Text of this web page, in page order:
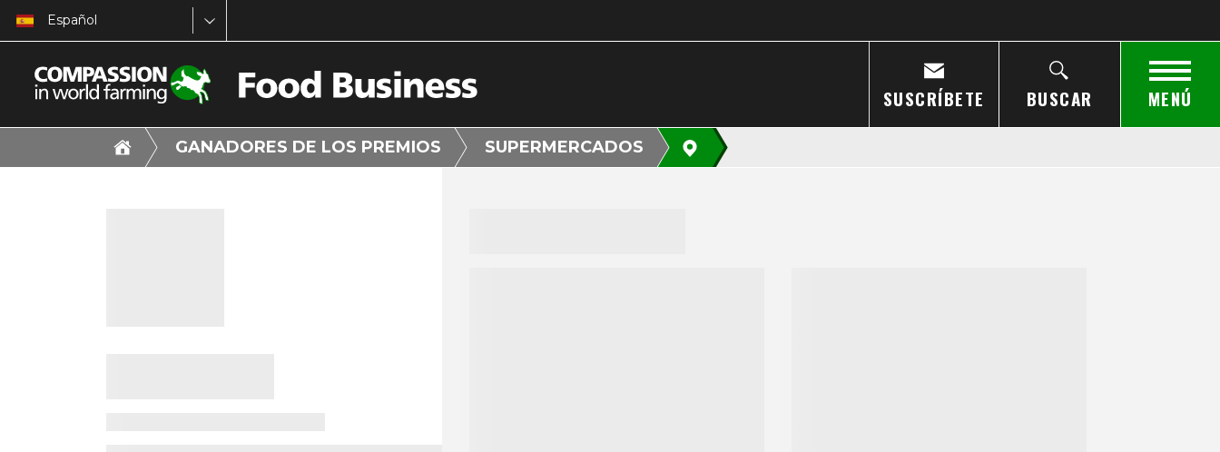
Español
SUSCRÍBETE BUSCAR MENÚ
GANADORES DE LOS PREMIOS SUPERMERCADOS